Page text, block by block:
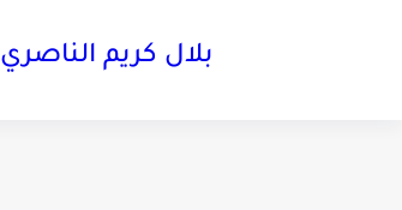
بلال كريم الناصري